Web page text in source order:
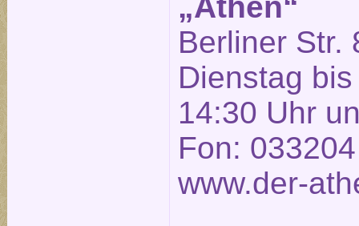
Berliner Str.
Dienstag
14:30 Uhr
Fon:
www.der-